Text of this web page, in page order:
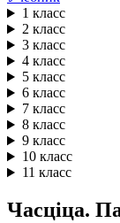
1 класс
2 класс
3 класс
4 класс
5 класс
6 класс
7 класс
8 класс
9 класс
10 класс
11 класс
Часціца.